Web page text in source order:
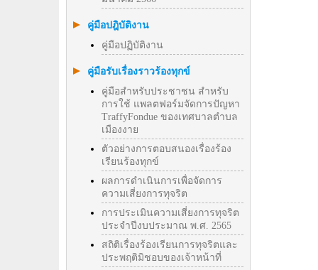
คู่มือปฎิบัติงาน
คู่มือปฏิบัติงาน
คู่มือรับเรื่องราวร้องทุกข์
คู่มือสำหรับประชาชน สำหรับ
การใช้ แพลตฟอร์มจัดการปัญหา
TraffyFondue ของเทศบาลตำบล
เมืองงาย
ตัวอย่างการตอบสนองเรื่องร้อง
เรียนร้องทุกข์
ผลการดำเนินการเพื่อจัดการ
ความเสี่ยงการทุจริต
การประเมินความเสี่ยงการทุจริต
ประจำปีงบประมาณ พ.ศ. 2565
สถิติเรื่องร้องเรียนการทุจริตและ
ประพฤติมิชอบของเจ้าหน้าที่